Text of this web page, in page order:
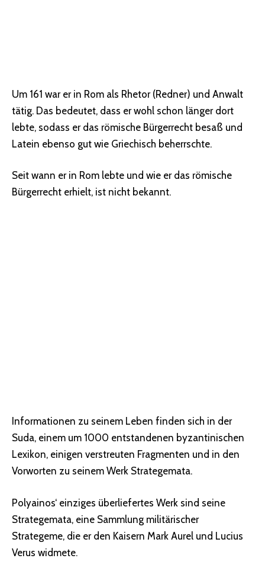
Um 161 war er in Rom als Rhetor (Redner) und Anwalt
tätig. Das bedeutet, dass er wohl schon länger dort
lebte, sodass er das römische Bürgerrecht besaß und
Latein ebenso gut wie Griechisch beherrschte.
Seit wann er in Rom lebte und wie er das römische
Bürgerrecht erhielt, ist nicht bekannt.
Informationen zu seinem Leben finden sich in der
Suda, einem um 1000 entstandenen byzantinischen
Lexikon, einigen verstreuten Fragmenten und in den
Vorworten zu seinem Werk Strategemata.
Polyainos‘ einziges überliefertes Werk sind seine
Strategemata, eine Sammlung militärischer
Strategeme, die er den Kaisern Mark Aurel und Lucius
Verus widmete.